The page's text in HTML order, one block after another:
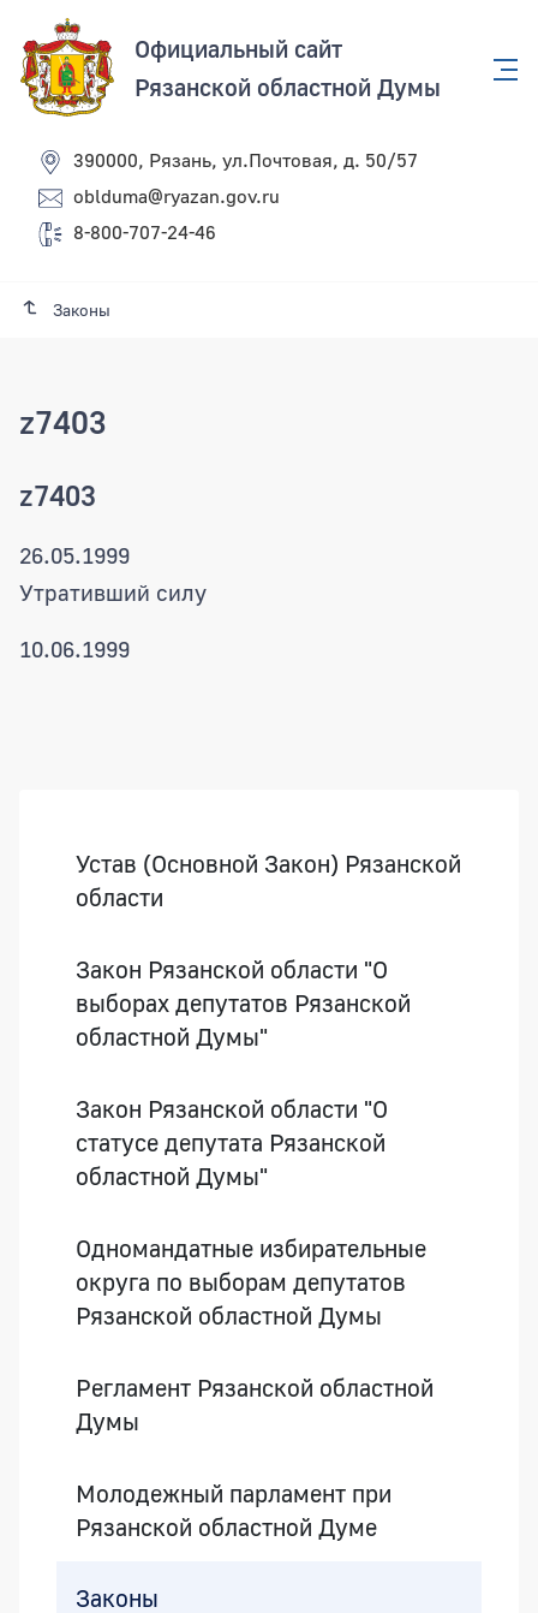
Официальный сайт
Рязанской областной Думы
390000, Рязань, ул.Почтовая, д. 50/57
oblduma@ryazan.gov.ru
8-800-707-24-46
Законы
z7403
z7403
26.05.1999
Утративший силу
10.06.1999
Устав (Основной Закон) Рязанской
области
Закон Рязанской области "О
выборах депутатов Рязанской
областной Думы"
Закон Рязанской области "О
статусе депутата Рязанской
областной Думы"
Одномандатные избирательные
округа по выборам депутатов
Рязанской областной Думы
Регламент Рязанской областной
Думы
Молодежный парламент при
Рязанской областной Думе
Законы